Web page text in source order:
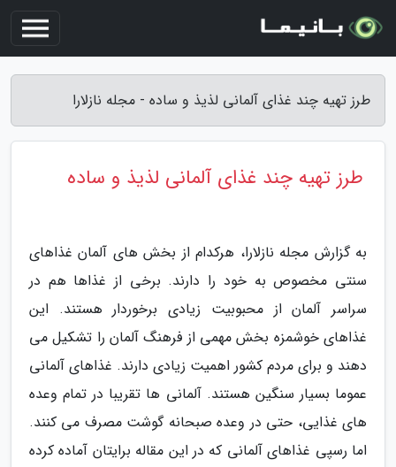
طرز تهیه چند غذای آلمانی لذیذ و ساده - مجله نازلارا
طرز تهیه چند غذای آلمانی لذیذ و ساده
به گزارش مجله نازلارا، هرکدام از بخش های آلمان غذاهای
سنتی مخصوص به خود را دارند. برخی از غذاها هم در
سراسر آلمان از محبوبیت زیادی برخوردار هستند. این
غذاهای خوشمزه بخش مهمی از فرهنگ آلمان را تشکیل می
دهند و برای مردم کشور اهمیت زیادی دارند. غذاهای آلمانی
عموما بسیار سنگین هستند. آلمانی ها تقریبا در تمام وعده
های غذایی، حتی در وعده صبحانه گوشت مصرف می کنند.
اما رسپی غذاهای آلمانی که در این مقاله برایتان آماده کرده